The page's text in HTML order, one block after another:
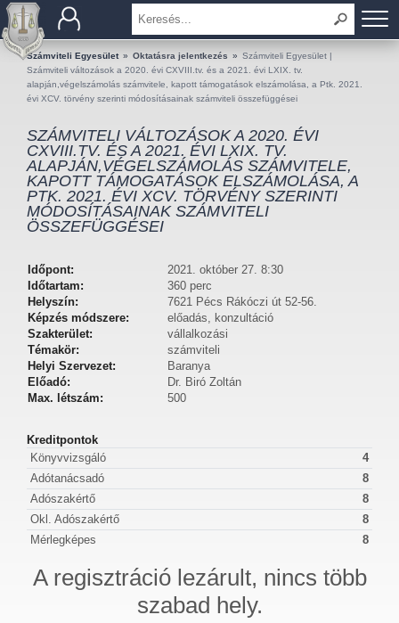
BEMUTATKOZÁS
TAGOK
OKTATÁS
KÉRDÉSEK ÉS VÁLASZOK
TUDÁSTÁR
KIADVÁNYOK
KAPCSOLAT
Számviteli Egyesület » Oktatásra jelentkezés » Számviteli Egyesület |
Számviteli változások a 2020. évi CXVIII.tv. és a 2021. évi LXIX. tv.
alapján,végelszámolás számvitele, kapott támogatások elszámolása, a Ptk. 2021.
évi XCV. törvény szerinti módosításainak számviteli összefüggései
SZÁMVITELI VÁLTOZÁSOK A 2020. ÉVI
CXVIII.TV. ÉS A 2021. ÉVI LXIX. TV.
ALAPJÁN,VÉGELSZÁMOLÁS SZÁMVITELE,
KAPOTT TÁMOGATÁSOK ELSZÁMOLÁSA, A
PTK. 2021. ÉVI XCV. TÖRVÉNY SZERINTI
MÓDOSÍTÁSAINAK SZÁMVITELI
ÖSSZEFÜGGÉSEI
Időpont:
2021. október 27. 8:30
Időtartam:
360 perc
Helyszín:
7621 Pécs Rákóczi út 52-56.
Képzés módszere:
előadás, konzultáció
Szakterület:
vállalkozási
Témakör:
számviteli
Helyi Szervezet:
Baranya
Előadó:
Dr. Biró Zoltán
Max. létszám:
500
Kreditpontok
Könyvvizsgáló
4
Adótanácsadó
8
Adószakértő
8
Okl. Adószakértő
8
Mérlegképes
8
A regisztráció lezárult, nincs több
szabad hely.